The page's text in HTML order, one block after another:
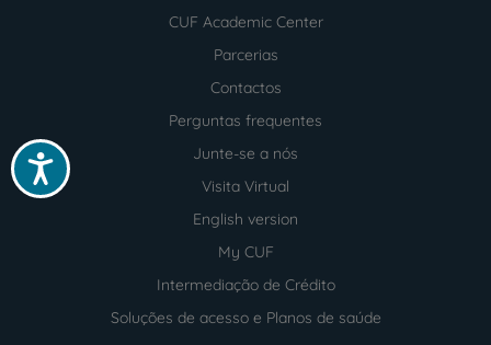
Acessibilidade
CUF Academic Center
Parcerias
Contactos
Perguntas frequentes
Junte-se a nós
Visita Virtual
English version
My CUF
Intermediação de Crédito
Soluções de acesso e Planos de saúde